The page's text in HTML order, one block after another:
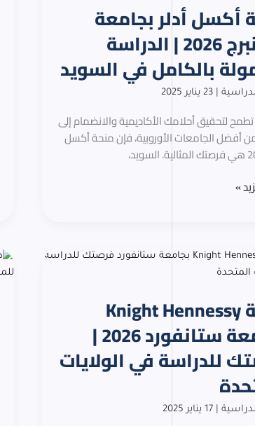
أكسل أدلر بجامعة
جوتنبرج 2026 | الدراسة
بالكامل في السويد
|23 يناير 2025
لتحقيق أحلامك الأكاديمية والانضمام إلى
أفضل الجامعات الأوروبية، فإن منحة أكسل
»
منحة Knight Hennessy
بجامعة ستانفورد 2026 |
للدراسة في الولايات
|17 يناير 2025